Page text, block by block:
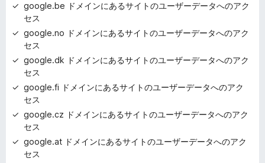
google.be ドメインにあるサイトのユーザーデータへのアク
セス
google.no ドメインにあるサイトのユーザーデータへのアク
セス
google.dk ドメインにあるサイトのユーザーデータへのアク
セス
google.fi ドメインにあるサイトのユーザーデータへのアク
セス
google.cz ドメインにあるサイトのユーザーデータへのアク
セス
google.at ドメインにあるサイトのユーザーデータへのアク
セス